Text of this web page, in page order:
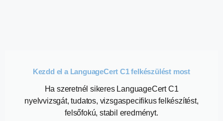
Kezdd el a LanguageCert C1 felkészülést most
Ha szeretnél sikeres LanguageCert C1
nyelvvizsgát, tudatos, vizsgaspecifikus felkészítést,
felsőfokú, stabil eredményt.